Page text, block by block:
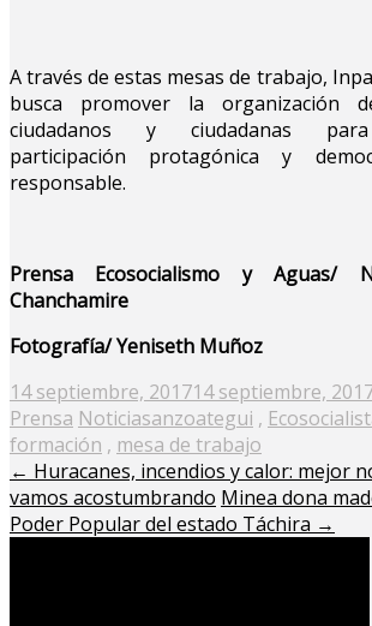
A través de estas mesas de trabajo,
busca promover la organización
ciudadanos y ciudadanas
participación protagónica y
responsable.
Prensa Ecosocialismo y Aguas/
Chanchamire
Fotografía/ Yeniseth Muñoz
Posted
on
14 septiembre, 201714 septiembre,
Prensa Noticiasanzoategui ,
formación , mesa de trabajo
← Huracanes, incendios y calor: mejor
vamos acostumbrando Minea dona
Poder Popular del estado Táchira →